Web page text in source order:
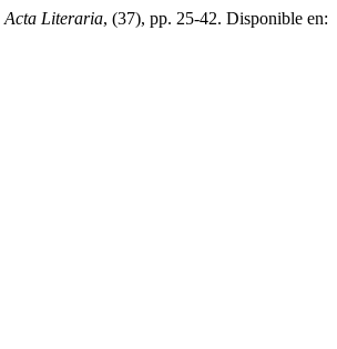
Acta Literaria, (37), pp. 25-42. Disponible en: